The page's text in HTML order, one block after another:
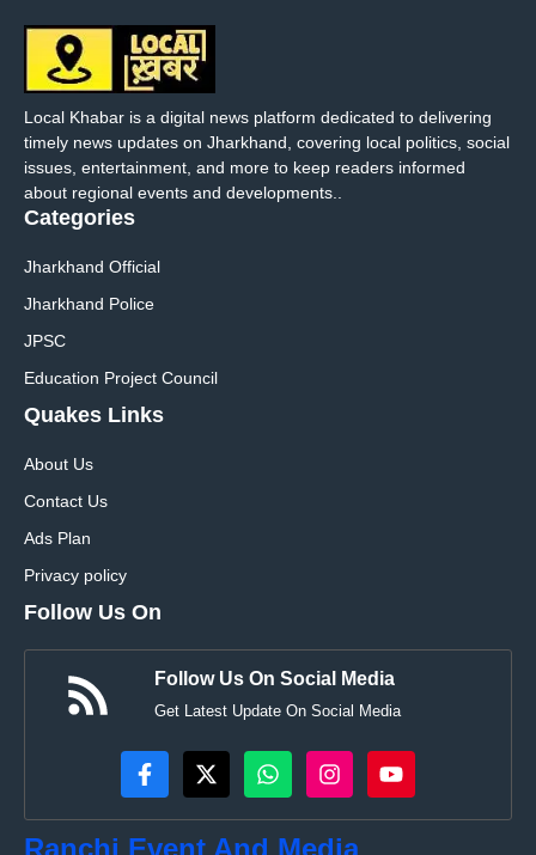
Local Khabar is a digital news platform dedicated to delivering
timely news updates on Jharkhand, covering local politics, social
issues, entertainment, and more to keep readers informed
about regional events and developments..
Categories
Jharkhand Official
Jharkhand Police
JPSC
Education Project Council
Quakes Links
About Us
Contact Us
Ads Plan
Privacy policy
Follow Us On
Follow Us On Social Media
Get Latest Update On Social Media